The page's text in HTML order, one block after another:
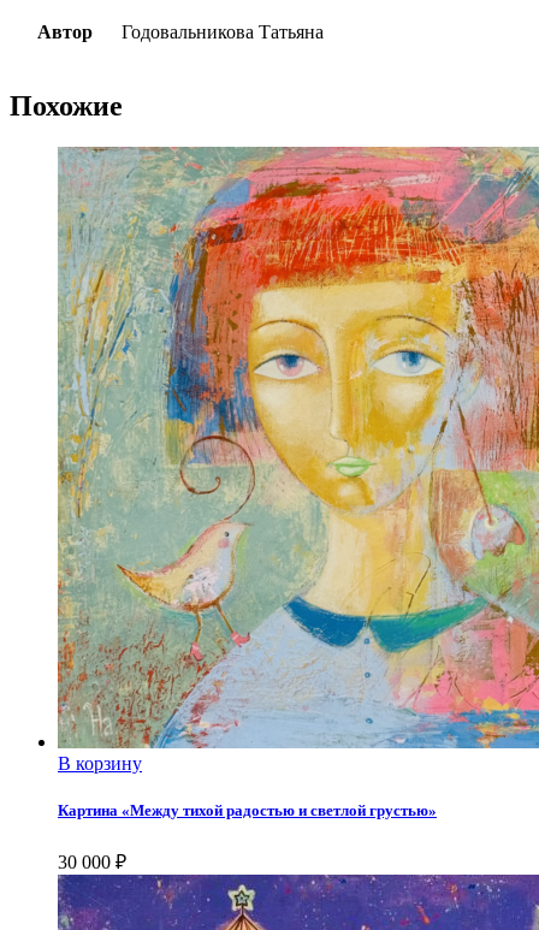
Автор Годовальникова Татьяна
Похожие
В корзину
Картина «Между тихой радостью и светлой грустью»
30 000 ₽